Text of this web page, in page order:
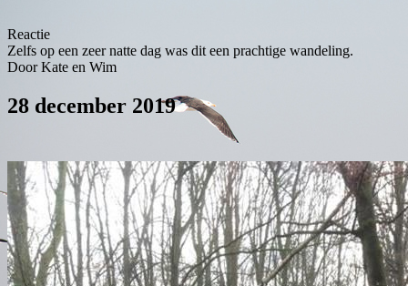
Reactie
Zelfs op een zeer natte dag was dit een prachtige wandeling.
Door Kate en Wim
28 december 2019